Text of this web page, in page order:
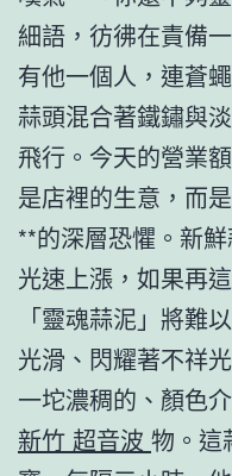
細語，彷彿在責備
有他一個人，連蒼
蒜頭混合著鐵鏽與
飛行。今天的營業
是店裡的生意，而
**的深層恐懼。新
光速上漲，如果再
「靈魂蒜泥」將難
光滑、閃耀著不祥
一坨濃稠的、顏色
新竹 超音波 物。這